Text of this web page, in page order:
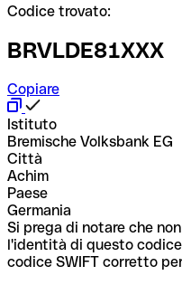
Codice trovato:
BRVLDE81XXX
Copiare
Istituto
Bremische Volksbank EG
Città
Achim
Paese
Germania
Si prega di notare che
l'identità di questo
codice SWIFT corretto